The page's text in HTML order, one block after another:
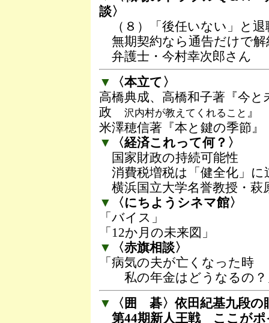
談〉
（８）「後任いない」と
無期契約なら通告だけで解
弁護士・今村幸次郎さん
▼
〈本立て〉
高橋典成、高橋和子著『今
政 沢内村が教えてくれること 』
米澤穂信著『本と鍵の季節』
▼
〈経済これって何？〉
国家財政の持続可能性
消費税増税は「健全化」に
横浜国立大学名誉教授・萩
▼
〈にちようシネマ館〉
「バイス」
「12か月の未来図」
▼
〈赤旗相談〉
「病気の夫が亡くなった時
私の年金はどうなるの？
▼
〈囲 碁〉依田紀基九段の
第44期新人王戦 ここがポ